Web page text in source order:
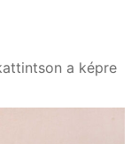
a képre